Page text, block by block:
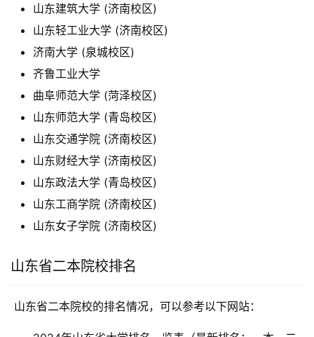
山东建筑大学 (济南校区)
山东轻工业大学 (济南校区)
济南大学 (泉城校区)
齐鲁工业大学
曲阜师范大学 (菏泽校区)
山东师范大学 (青岛校区)
山东交通学院 (济南校区)
山东财经大学 (济南校区)
山东政法大学 (青岛校区)
山东工商学院 (济南校区)
山东女子学院 (济南校区)
山东省二本院校排名
山东省二本院校的排名情况，可以参考以下网站：